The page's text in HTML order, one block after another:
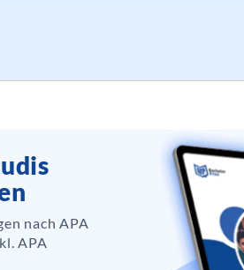
nach APA
APA